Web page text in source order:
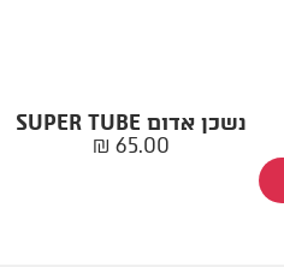
נשכן אדום SUPER TUBE
65.00
₪